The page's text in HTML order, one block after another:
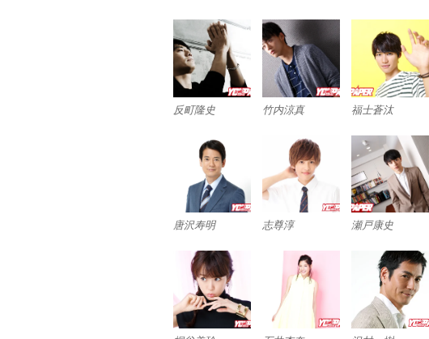
反町隆史 竹内涼真 福士蒼汰
唐沢寿明 志尊淳 瀬戸康史